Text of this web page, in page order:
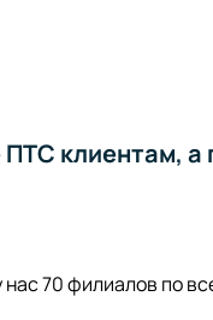
клиентам, а
нас 70 филиалов по